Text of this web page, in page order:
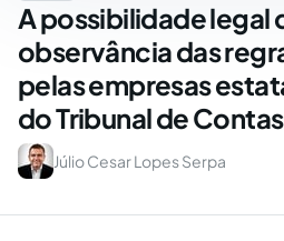
A possibilidade legal
observância das
pelas empresas
do Tribunal de
Júlio Cesar Lopes Serpa